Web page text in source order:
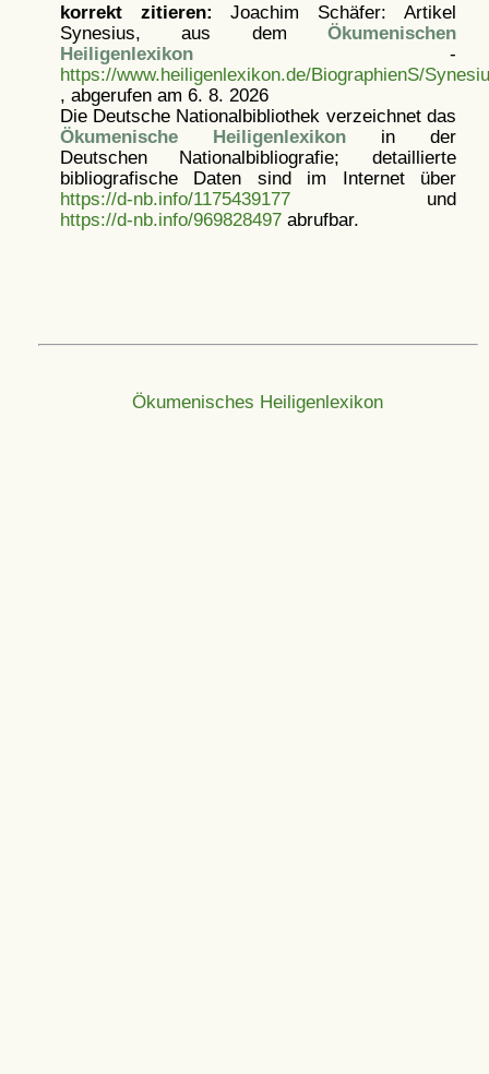
korrekt zitieren: Joachim Schäfer: Artikel
Synesius, aus dem Ökumenischen
Heiligenlexikon-
https://www.heiligenlexikon.de/BiographienS/
, abgerufen am 6. 8. 2026
Die Deutsche Nationalbibliothek verzeichnet das
Ökumenische Heiligenlexikonin der
Deutschen Nationalbibliografie; detaillierte
bibliografische Daten sind im Internet über
https://d-nb.info/1175439177und
https://d-nb.info/969828497abrufbar.
Ökumenisches Heiligenlexikon